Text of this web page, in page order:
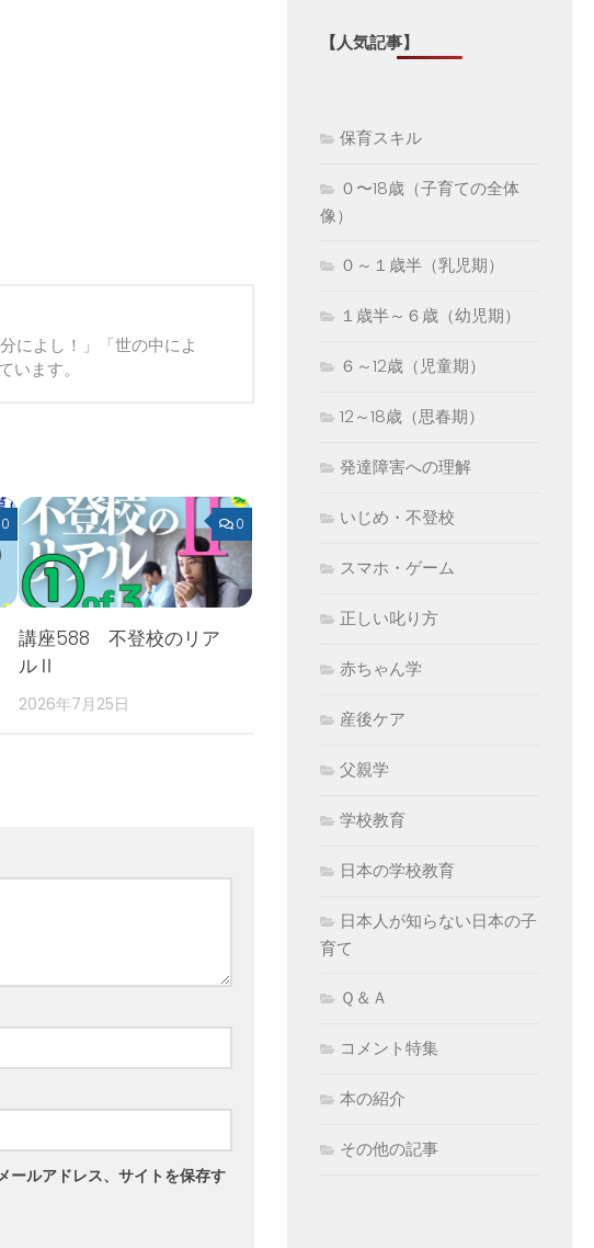
によし！」「世の中によ
ます。
0 0
講座588 不登校のリア
ルⅡ
2026年7月25日
ールアドレス、サイトを保存す
【人気記事】
保育スキル
０〜18歳（子育ての全体
像）
０～１歳半（乳児期）
１歳半～６歳（幼児期）
６～12歳（児童期）
12～18歳（思春期）
発達障害への理解
いじめ・不登校
スマホ・ゲーム
正しい叱り方
赤ちゃん学
産後ケア
父親学
学校教育
日本の学校教育
日本人が知らない日本の子
育て
Ｑ＆Ａ
コメント特集
本の紹介
その他の記事